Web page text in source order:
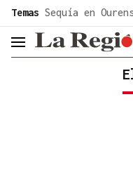
common.go-to-content
Temas Sequía en
header.menu.open